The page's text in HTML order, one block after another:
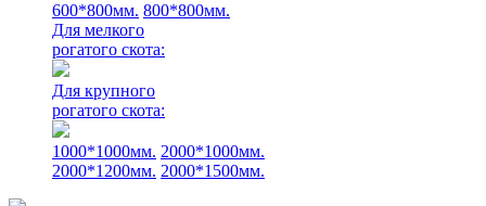
600*800мм. 800*800мм.
Для мелкого
рогатого скота:
Для крупного
рогатого скота:
1000*1000мм. 2000*1000мм.
2000*1200мм. 2000*1500мм.